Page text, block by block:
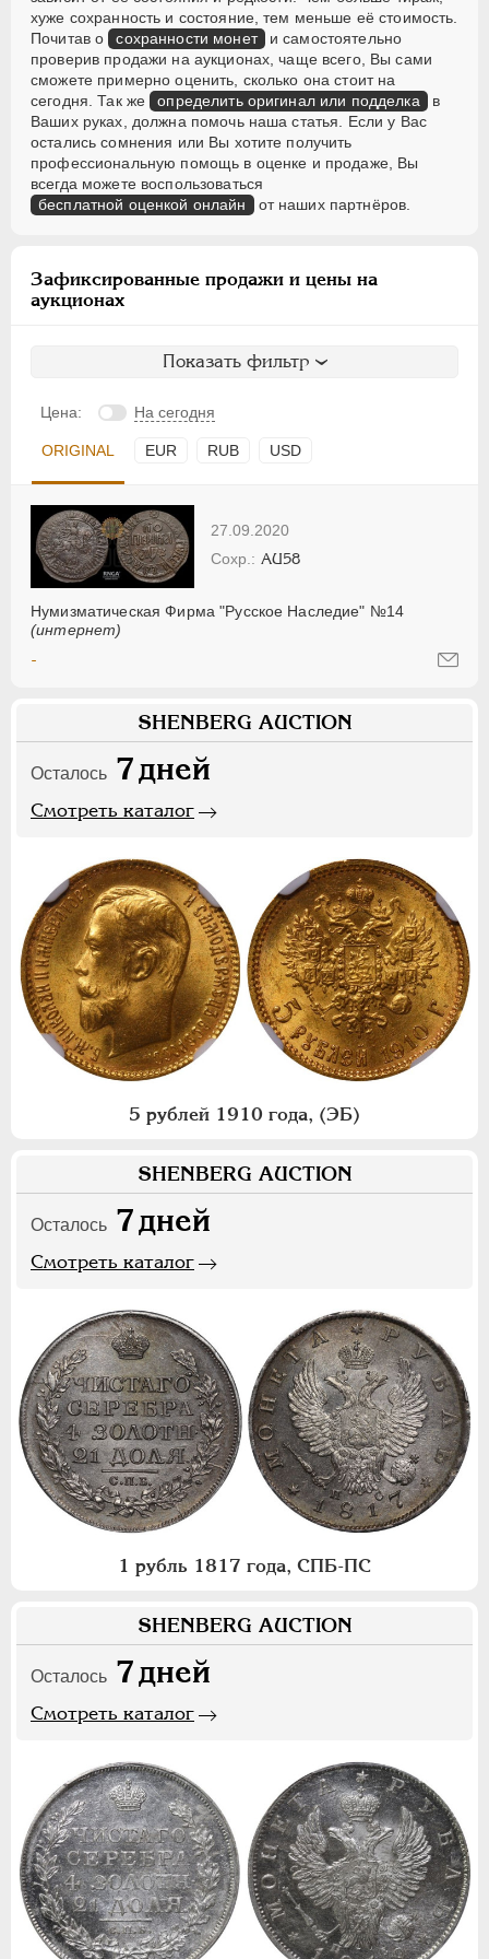
хуже сохранность и состояние, тем меньше её стоимость.
Почитав о сохранности монет и самостоятельно
проверив продажи на аукционах, чаще всего, Вы сами
сможете примерно оценить, сколько она стоит на
сегодня. Так же определить оригинал или подделка в
Ваших руках, должна помочь наша статья. Если у Вас
остались сомнения или Вы хотите получить
профессиональную помощь в оценке и продаже, Вы
всегда можете воспользоваться
бесплатной оценкой онлайн от наших партнёров.
Зафиксированные продажи и цены на
аукционах
Показать фильтр
Цена: На сегодня
ORIGINAL EUR RUB USD
27.09.2020
Нумизматическая Фирма "Русское Наследие" №14
(интернет)
AU58
-
SHENBERG AUCTION
Осталось 7дней
Смотреть каталог
5 рублей 1910 года, (ЭБ)
SHENBERG AUCTION
Осталось 7дней
Смотреть каталог
1 рубль 1817 года, СПБ-ПС
SHENBERG AUCTION
Осталось 7дней
Смотреть каталог